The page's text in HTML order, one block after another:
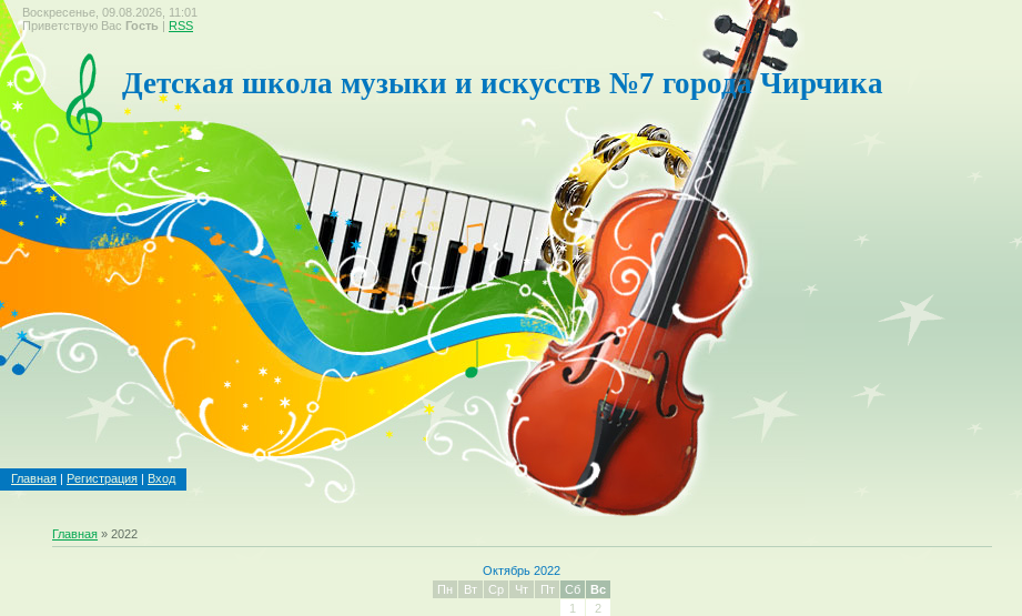
Воскресенье, 09.08.2026, 11:01
Приветствую Вас Гость | RSS
Детская школа музыки и искусств №7 города Чирчика
Главная | Регистрация | Вход
Главная »2022
Октябрь 2022
Пн
Вт Ср Чт Пт Сб
Вс
1
2